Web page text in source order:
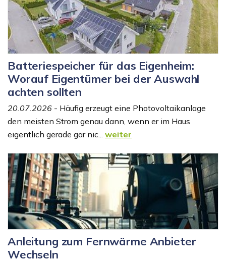
Batteriespeicher für das Eigenheim:
Worauf Eigentümer bei der Auswahl
achten sollten
20.07.2026 - Häufig erzeugt eine Photovoltaikanlage
den meisten Strom genau dann, wenn er im Haus
eigentlich gerade gar nic... weiter
Anleitung zum Fernwärme Anbieter
Wechseln